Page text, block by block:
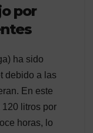
por
ha sido
debido a las
En este
litros por
horas, lo